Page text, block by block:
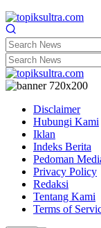
Disclaimer
Hubungi Kami
Iklan
Indeks Berita
Pedoman
Privacy Policy
Redaksi
Tentang Kami
Terms of